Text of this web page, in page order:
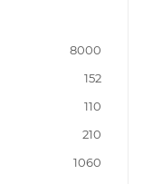
8000
152
110
210
1060